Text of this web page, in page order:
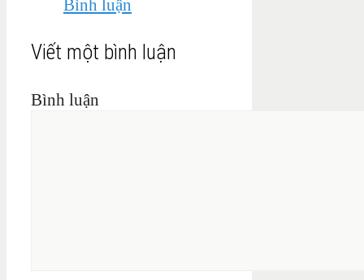
Bình luận
Viết một bình luận
Bình luận